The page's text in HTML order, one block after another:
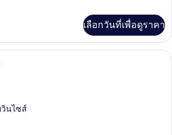
เลือกวันที่เพื่อดูราคา
นไซส์